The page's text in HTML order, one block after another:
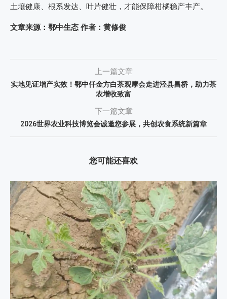
土壤健康、根系发达、叶片健壮，才能保障柑橘稳产丰产。
文章来源：鄂中生态 作者：黄修俊
上一篇文章
实地见证增产实效！鄂中仟金方白茶观摩会走进泾县昌桥，助力茶
农增收致富
下一篇文章
2026世界农业科技博览会诚邀您参展，共创农食系统新篇章
您可能还喜欢